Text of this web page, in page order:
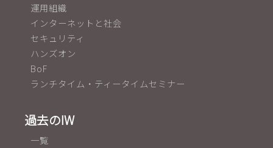
運用組織
インターネットと社会
セキュリティ
ハンズオン
BoF
ランチタイム・ティータイムセミナー
過去のIW
一覧